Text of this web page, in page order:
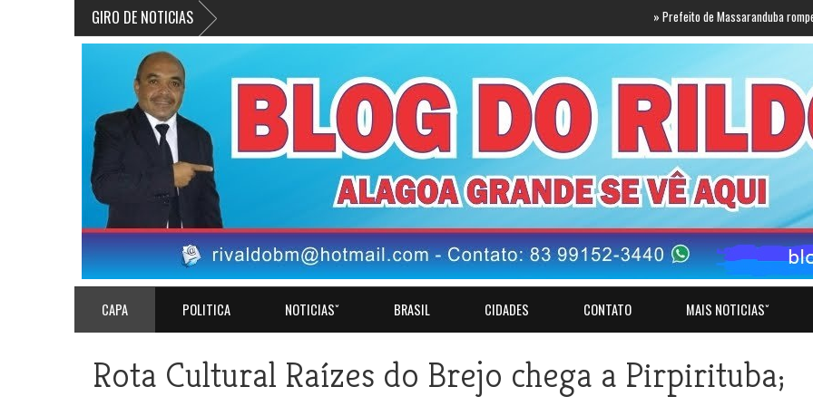
GIRO DE NOTICIAS Prefeito de Massaranduba rompe com
CAPA POLITICA NOTICIASˇ BRASIL CIDADES CONTATO MAIS NOTICIASˇ
Rota Cultural Raízes do Brejo chega a Pirpirituba;